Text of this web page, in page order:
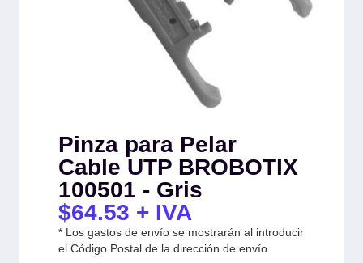
Pinza para Pelar
Cable UTP BROBOTIX
100501 - Gris
$64.53 + IVA
* Los gastos de envío se mostrarán al introducir
el Código Postal de la dirección de envío